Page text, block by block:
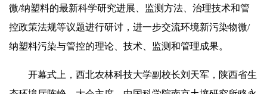
微/纳塑料的最新科学研究进展、监测方法、治理技术和管
控政策法规等议题进行研讨，进一步交流环境新污染物微/
纳塑料污染与管控的理论、技术、监测和管理成果。
开幕式上，西北农林科技大学副校长刘天军，陕西省生